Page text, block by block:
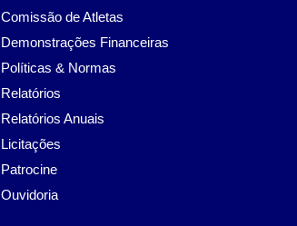
Comissão de Atletas
Demonstrações Financeiras
Políticas & Normas
Relatórios
Relatórios Anuais
Licitações
Patrocine
Ouvidoria